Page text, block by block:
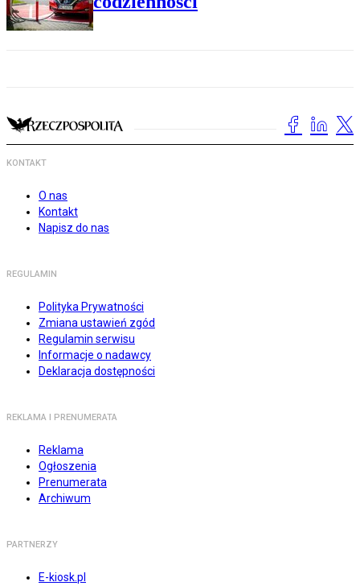
KONTAKT
O nas
Kontakt
Napisz do nas
REGULAMIN
Polityka Prywatności
Zmiana ustawień zgód
Regulamin serwisu
Informacje o nadawcy
Deklaracja dostępności
REKLAMA I PRENUMERATA
Reklama
Ogłoszenia
Prenumerata
Archiwum
PARTNERZY
E-kiosk.pl